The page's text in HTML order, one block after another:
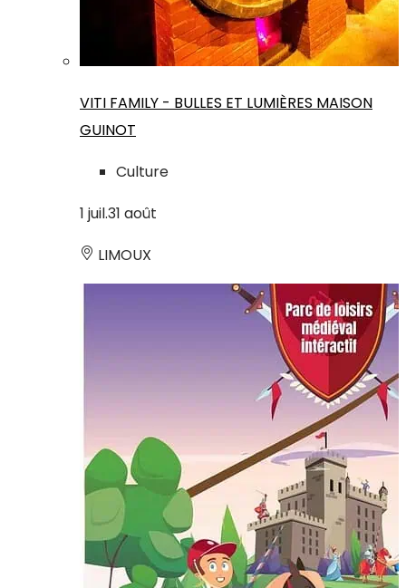
VITI FAMILY - BULLES ET LUMIÈRES MAISON
GUINOT
Culture
1 juil.31 août
LIMOUX